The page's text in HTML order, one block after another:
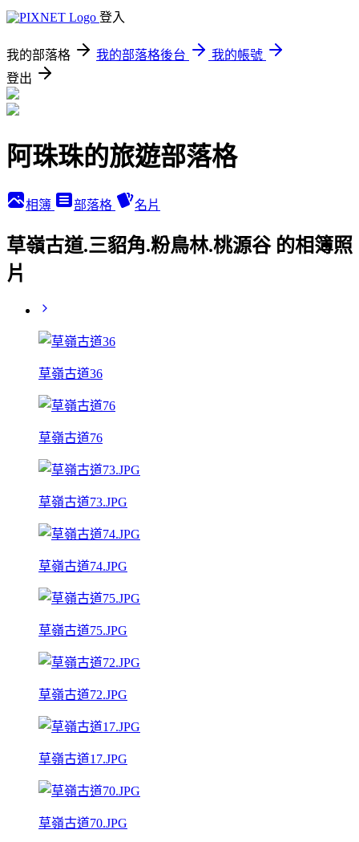
登入
我的部落格 我的部落格後台
我的帳號
登出
阿珠珠的旅遊部落格
相簿 部落格 名片
草嶺古道.三貂角.粉鳥林.桃源谷 的相簿照
片
草嶺古道36
草嶺古道76
草嶺古道73.JPG
草嶺古道74.JPG
草嶺古道75.JPG
草嶺古道72.JPG
草嶺古道17.JPG
草嶺古道70.JPG